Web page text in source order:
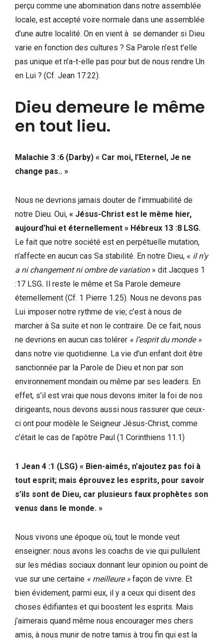
perçu comme une abomination dans notre assemblée
locale, est accepté voire normale dans une assemblée
d’une autre localité. On en vient à se demander si Dieu
varie en fonction des cultures ? Sa Parole n’est t’elle
pas unique et n’a-t-elle pas pour but de nous rendre Un
en Lui ? (Cf. Jean 17.22).
Dieu demeure le même
en tout lieu.
Malachie 3 :6 (Darby) « Car moi, l’Eternel, Je ne
change pas.. »
Nous ne devrions jamais douter de l’immuabilité de
notre Dieu. Oui, « Jésus-Christ est le même hier,
aujourd’hui et éternellement » Hébreux 13 :8 LSG.
Le fait que notre société est en perpétuelle mutation,
n’affecte en aucun cas Sa stabilité. En notre Dieu, « il n’y
a ni changement ni ombre de variation» dit Jacques 1
:17 LSG. Il reste le même et Sa Parole demeure
éternellement (Cf. 1 Pierre 1.25). Nous ne devons pas
Lui imposer notre rythme de vie; c’est à nous de
marcher à Sa suite et non le contraire. De ce fait, nous
ne devrions en aucun cas tolérer « l’esprit du monde »
dans notre vie quotidienne. La vie d’un enfant doit être
sanctionnée par la Parole de Dieu et non par son
environnement mondain ou même par ses leaders. En
effet, s’il est vrai que nous devons imiter la foi de nos
dirigeants, nous devons aussi nous rassurer que ceux-
ci ont pour modèle le Seigneur Jésus-Christ, comme
c’était le cas de l’apôtre Paul (1 Corinthiens 11.1)
1 Jean 4 :1 (LSG) « Bien-aimés, n’ajoutez pas foi à
tout esprit; mais éprouvez les esprits, pour savoir
s’ils sont de Dieu, car plusieurs faux prophètes son
venus dans le monde. »
Nous vivons une époque où, tout le monde veut
enseigner: nous avons les coachs de vie qui pullulent
sur les médias sociaux donnant leur opinion ou point de
vue sur une certaine « meilleure » façon de vivre. Et
bien évidement, parmi eux, il y a ceux qui disent des
choses édifiantes et qui boostent les esprits. Mais
j’aimerais quand même nous encourager mes chers
amis, à nous munir de notre tamis à trou fin qui est la